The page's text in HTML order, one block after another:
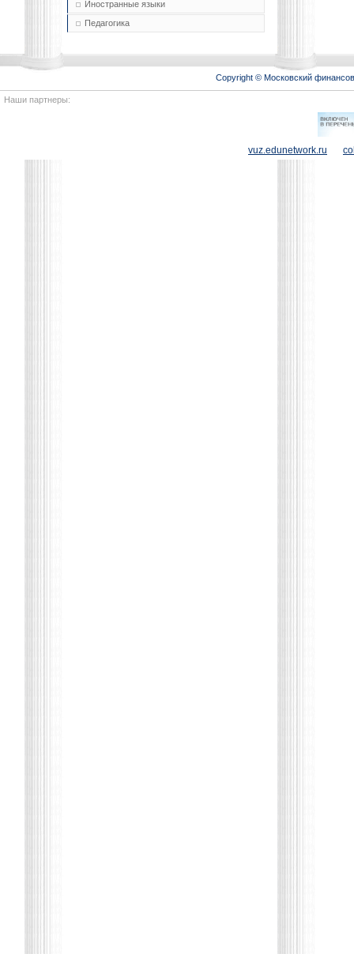
Иностранные языки
Педагогика
Copyright © Московский
Наши партнеры:
vuz.edunetwork.ru